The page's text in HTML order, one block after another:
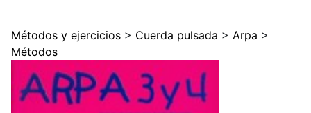
Métodos y ejercicios > Cuerda pulsada > Arpa >
Métodos